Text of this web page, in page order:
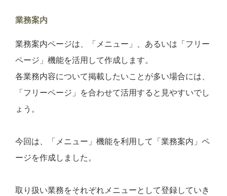
業務案内
業務案内ページは、「メニュー」、あるいは「フリー
ページ」機能を活用して作成します。
各業務内容について掲載したいことが多い場合には、
「フリーページ」を合わせて活用すると見やすいでし
ょう。
今回は、「メニュー」機能を利用して「業務案内」ペ
ージを作成しました。
取り扱い業務をそれぞれメニューとして登録していき